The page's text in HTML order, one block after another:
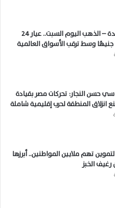
تحديثات جديدة – الذهب اليوم السبت.. عيار 24
حسن النجار: تحركات مصر بقيادة
انزلاق المنطقة لحرب إقليمية شاملة
تهم ملايين المواطنين.. أبرزها
رغيف الخبز